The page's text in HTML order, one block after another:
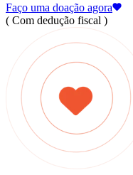
Faço uma doação agora
( Com dedução fiscal )